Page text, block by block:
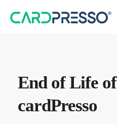
End of Life of
cardPresso